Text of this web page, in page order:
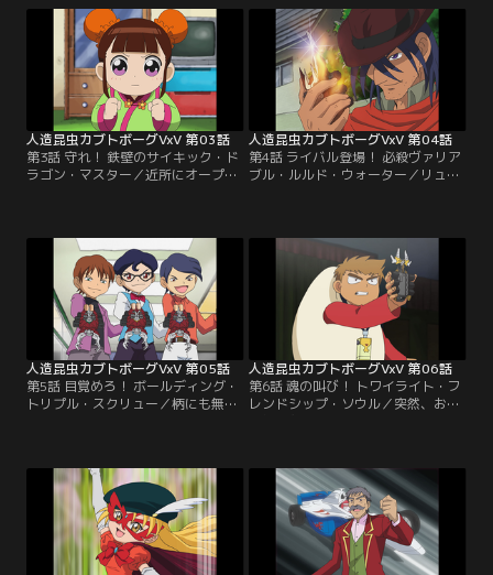
ョン」の総帥にして最強のボーガー
「ビッグバン」。そのビッグバンに
決勝を前に浴びせられた言葉「今の
お前では私には勝てない！」。何が
足りないのか悩むリュウセイ。【提
供：バンダイチャンネル】
とも言える行動に戸惑うリュウセ
イ。残り少ない人生を懸けた勝治の
想いをリュウセイに伝える勝治の母
親。その熱い想いに応えるためリュ
ウセイは勝治の挑戦を受ける事を決
意。【提供：バンダイチャンネル】
人造昆虫カブトボーグVxV 第03話
第3話 守れ！ 鉄壁のサイキック・ド
ラゴン・マスター／近所にオープン
セイと勝治。ところがリュウセイが
暴走、勝手に店の存続をボーグバト
ルの試合に賭けてしまった。ところ
が相手の中華三兄弟はボーグバトル
の賞金を開店資金にしていた強者ボ
ーガーだった。【提供：バンダイチ
ャンネル】
人造昆虫カブトボーグVxV 第04話
第4話 ライバル登場！ 必殺ヴァリア
ブル・ルルド・ウォーター／リュウ
セイ達の前に現れ挑戦してきた。ジ
ョニーの正体を調べるべく町の情報
屋「ジェニファーの店」に向かうリ
ュウセイ達。そこには意外にもジョ
ニーの過去を知る女が働いていた。
【提供：バンダイチャンネル】
人造昆虫カブトボーグVxV 第05話
第5話 目覚めろ！ ボールディング・
トリプル・スクリュー／柄にも無く
目指すなら塾に来てみないか」と言
葉をかけた。リュウセイの父親は塾
も経営していたのだ。しかしその正
体は塾生達を各界の中枢に送り込み
世界支配を目論む秘密組織だった。
【提供：バンダイチャンネル】
人造昆虫カブトボーグVxV 第06話
第6話 魂の叫び！ トワイライト・フ
レンドシップ・ソウル／突然、お米
尽は許せない」と立ち上がるリュウ
セイと勝治。主食の選択権を賭けボ
ーグバトルの勝負が始まる。雑魚ボ
ーガーを倒した後に立ち塞がったの
は親友のケン。中華料理屋の息子が
何故…。【提供：バンダイチャンネ